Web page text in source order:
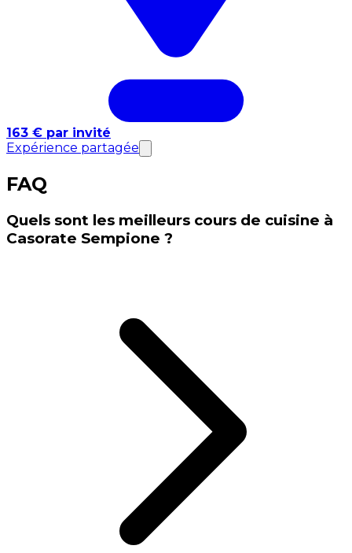
163 € par invité
Expérience partagée
FAQ
Quels sont les meilleurs cours de cuisine à
Casorate Sempione ?